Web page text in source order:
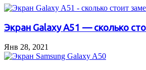
Экран Galaxy A51 — сколько
Янв 28, 2021